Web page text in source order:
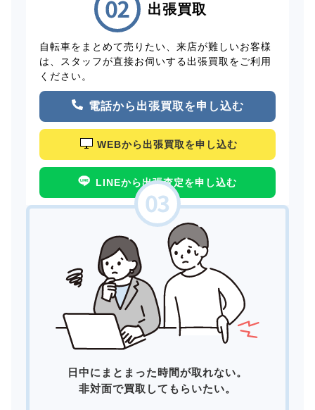
出張買取
自転車をまとめて売りたい、来店が難しいお客様
は、スタッフが直接お伺いする出張買取をご利用
ください。
電話から出張買取を申し込む
WEBから出張買取を申し込む
LINEから出張査定を申し込む
日中にまとまった時間が取れない。
非対面で買取してもらいたい。